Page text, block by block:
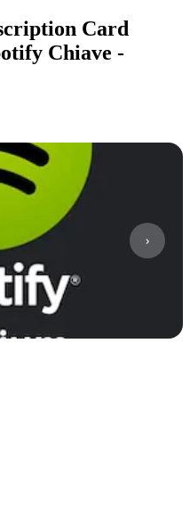
Card
Chiave -